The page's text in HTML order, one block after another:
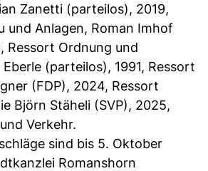
Zanetti (parteilos), 2019,
und Anlagen, Roman Imhof
Ressort Ordnung und
(parteilos), 1991, Ressort
(FDP), 2024, Ressort
Björn Stäheli (SVP), 2025,
Verkehr.
sind bis 5. Oktober
Romanshorn